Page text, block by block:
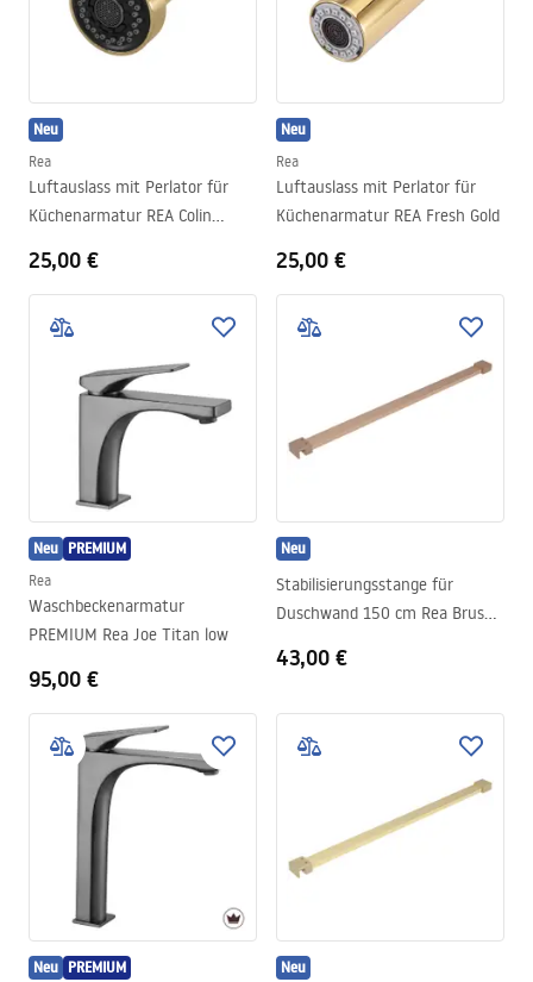
Neu
Rea
Luftauslass mit Perlator für
Küchenarmatur REA Colin
25,00 €
Neu
Rea
Luftauslass mit Perlator für
Küchenarmatur REA Fresh Gold
25,00 €
Neu PREMIUM
Rea
Waschbeckenarmatur
PREMIUM Rea Joe Titan low
95,00 €
Neu
Stabilisierungsstange für
Duschwand 150 cm Rea Brush
43,00 €
Neu PREMIUM Neu